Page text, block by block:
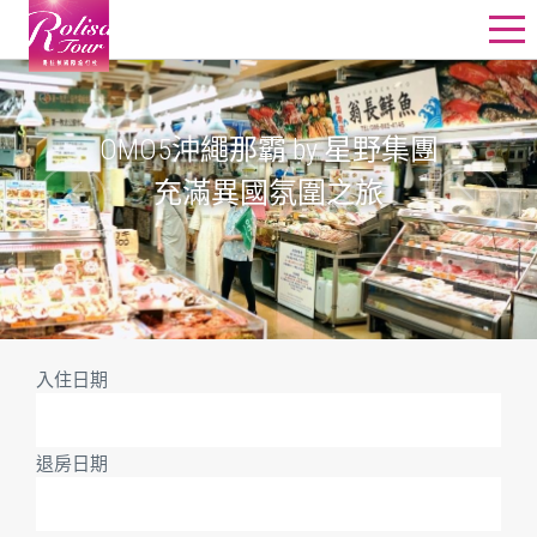
星野飯店訂房
星野行程
星野教堂婚禮
星野團體
其他精選行程
線上詢價
OMO5沖繩那霸 by 星野集團
充滿異國氛圍之旅
入住日期
退房日期